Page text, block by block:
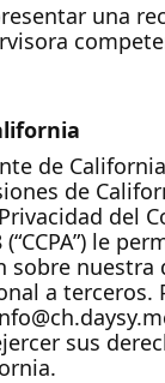
una
de
de
del
le
sobre nuestra
a terceros.
sus